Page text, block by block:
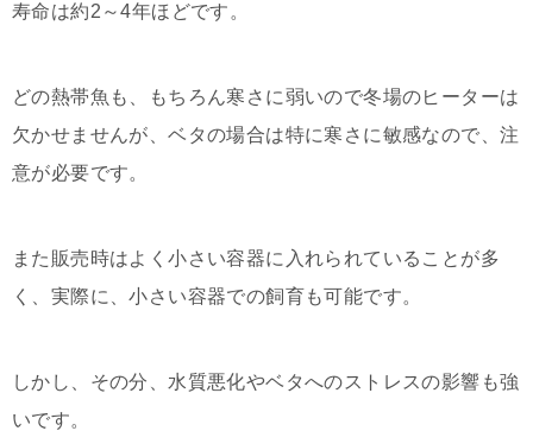
寿命は約2～4年ほどです。
どの熱帯魚も、もちろん寒さに弱いので冬場のヒーターは
欠かせませんが、ベタの場合は特に寒さに敏感なので、注
意が必要です。
また販売時はよく小さい容器に入れられていることが多
く、実際に、小さい容器での飼育も可能です。
しかし、その分、水質悪化やベタへのストレスの影響も強
いです。